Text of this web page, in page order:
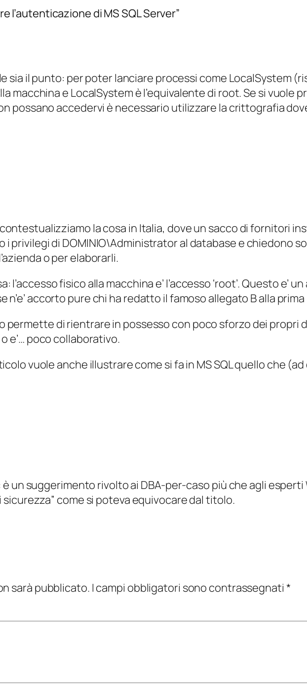
l’autenticazione di MS SQL Server”
sia il punto: per poter lanciare processi come LocalSystem
macchina e LocalSystem è l’equivalente di root. Se si vuole
possano accedervi è necessario utilizzare la crittografia
la cosa in Italia, dove un sacco di fornitori
i privilegi di DOMINIO\Administrator al database e chiedono
o per elaborarli.
l’accesso fisico alla macchina e’ l’accesso ‘root’. Questo e’
n’e’ accorto pure chi ha redatto il famoso allegato B alla
permette di rientrare in possesso con poco sforzo dei propri
e’… poco collaborativo.
vuole anche illustrare come si fa in MS SQL quello che
un suggerimento rivolto ai DBA-per-caso più che agli esperti
sicurezza” come si poteva equivocare dal titolo.
sarà pubblicato. I campi obbligatori sono contrassegnati *